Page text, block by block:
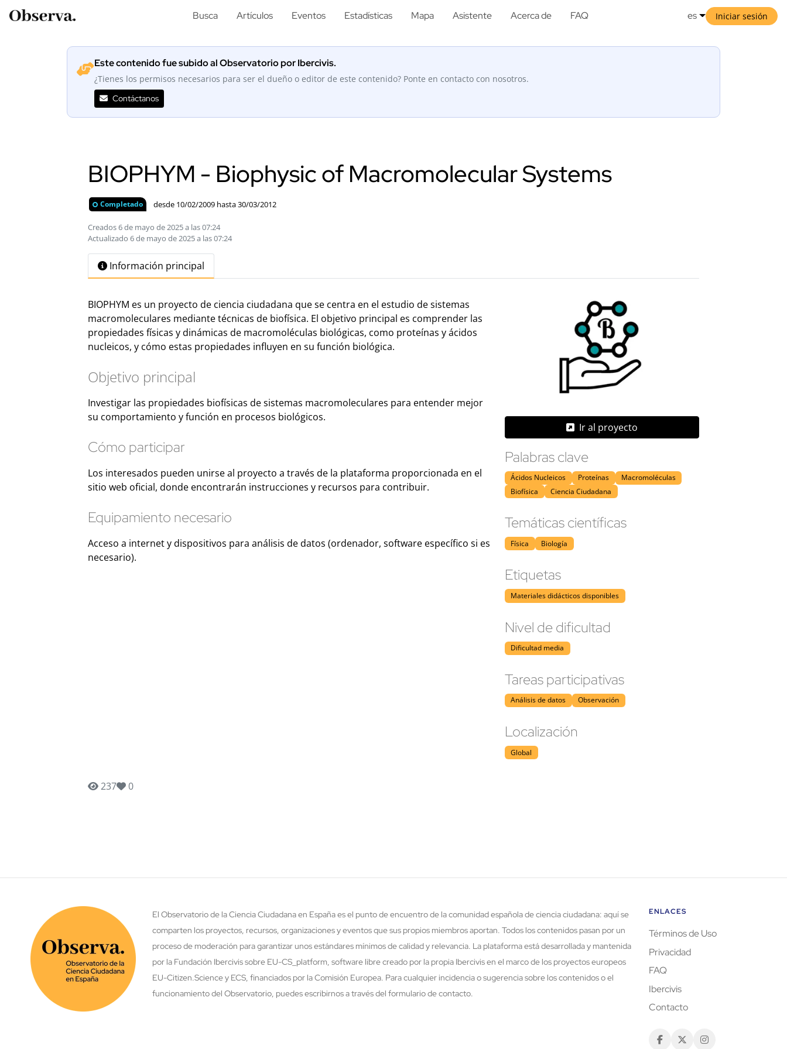
es Iniciar sesión
Busca Artículos Eventos Estadísticas Mapa Asistente Acerca de FAQ
Este contenido fue subido al Observatorio por Ibercivis.
¿Tienes los permisos necesarios para ser el dueño o editor de este contenido? Ponte en contacto con nosotros.
Contáctanos
BIOPHYM - Biophysic of Macromolecular Systems
Completado desde 10/02/2009 hasta 30/03/2012
Creados 6 de mayo de 2025 a las 07:24
Actualizado 6 de mayo de 2025 a las 07:24
Información principal
BIOPHYM es un proyecto de ciencia ciudadana que se centra en el estudio de sistemas
macromoleculares mediante técnicas de biofísica. El objetivo principal es comprender las
propiedades físicas y dinámicas de macromoléculas biológicas, como proteínas y ácidos
nucleicos, y cómo estas propiedades influyen en su función biológica.
Objetivo principal
Investigar las propiedades biofísicas de sistemas macromoleculares para entender mejor
su comportamiento y función en procesos biológicos.
Cómo participar
Los interesados pueden unirse al proyecto a través de la plataforma proporcionada en el
sitio web oficial, donde encontrarán instrucciones y recursos para contribuir.
Equipamiento necesario
Acceso a internet y dispositivos para análisis de datos (ordenador, software específico si es
necesario).
Ir al proyecto
Palabras clave
Ácidos Nucleicos Proteínas
Macromoléculas
Biofísica
Ciencia Ciudadana
Temáticas científicas
Física Biología
Etiquetas
Materiales didácticos disponibles
Nivel de dificultad
Dificultad media
Tareas participativas
Análisis de datos Observación
Localización
Global
237 0
El Observatorio de la Ciencia Ciudadana en España es el punto de encuentro de la comunidad española de ciencia ciudadana: aquí se
comparten los proyectos, recursos, organizaciones y eventos que sus propios miembros aportan. Todos los contenidos pasan por un
proceso de moderación para garantizar unos estándares mínimos de calidad y relevancia. La plataforma está desarrollada y mantenida
por la Fundación Ibercivis sobre EU-CS_platform, software libre creado por la propia Ibercivis en el marco de los proyectos europeos
EU-Citizen.Science y ECS, financiados por la Comisión Europea. Para cualquier incidencia o sugerencia sobre los contenidos o el
funcionamiento del Observatorio, puedes escribirnos a través del formulario de contacto.
ENLACES
Términos de Uso
Privacidad
FAQ
Ibercivis
Contacto